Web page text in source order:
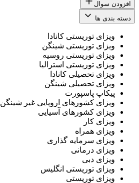
افزودن سوال
دسته بندی ها
ویزای توریستی کانادا
ویزای توریستی شینگن
ویزای توریستی روسیه
ویزای توریستی استرالیا
ویزای تحصیلی کانادا
ویزای تحصیلی شینگن
پیکاپ پاسپورت
ویزای کشورهای اروپایی غیر شینگن
ویزای کشورهای آسیایی
ویزای کار
ویزای همراه
ویزای سرمایه گذاری
ویزای درمانی
ویزای دبی
ویزای توریستی انگلیس
ویزای توریستی